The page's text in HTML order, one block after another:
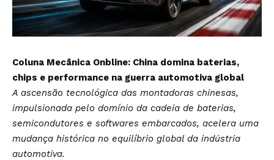
Coluna Mecânica Onbline: China domina baterias,
chips e performance na guerra automotiva global
A ascensão tecnológica das montadoras chinesas,
impulsionada pelo domínio da cadeia de baterias,
semicondutores e softwares embarcados, acelera uma
mudança histórica no equilíbrio global da indústria
automotiva.